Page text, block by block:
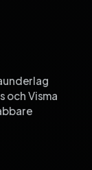
och Visma